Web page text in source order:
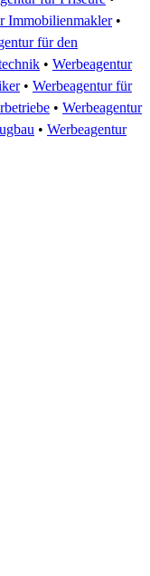
Immobilienmakler•
für den
• Werbeagentur
• Werbeagentur für
• Werbeagentur
• Werbeagentur